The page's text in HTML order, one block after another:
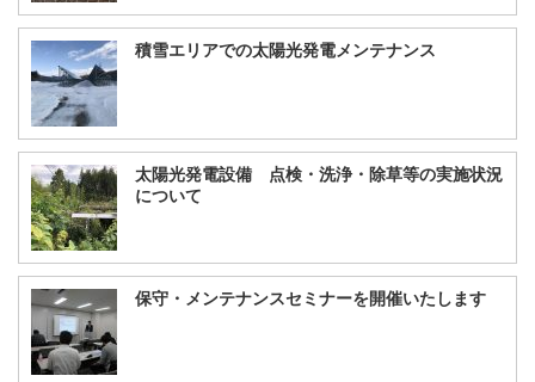
積雪エリアでの太陽光発電メンテナンス
太陽光発電設備 点検・洗浄・除草等の実施状況
について
保守・メンテナンスセミナーを開催いたします